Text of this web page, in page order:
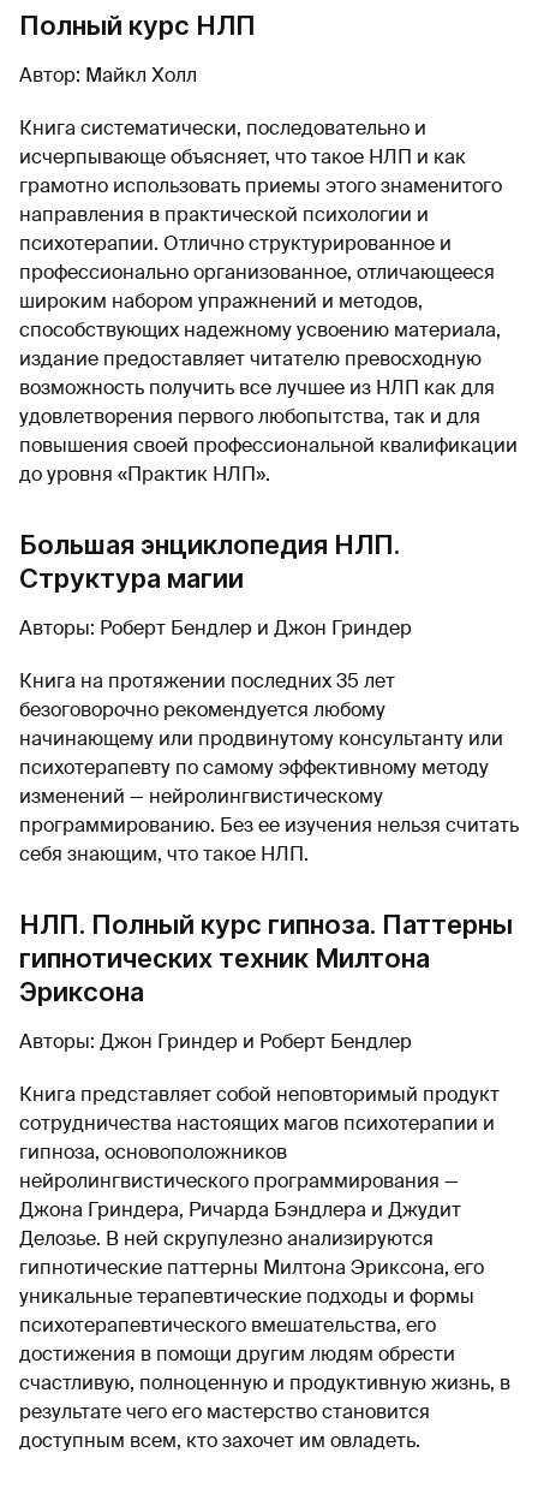
Полный курс НЛП
Автор: Майкл Холл
Книга систематически, последовательно и
исчерпывающе объясняет, что такое НЛП и как
грамотно использовать приемы этого знаменитого
направления в практической психологии и
психотерапии. Отлично структурированное и
профессионально организованное, отличающееся
широким набором упражнений и методов,
способствующих надежному усвоению материала,
издание предоставляет читателю превосходную
возможность получить все лучшее из НЛП как для
удовлетворения первого любопытства, так и для
повышения своей профессиональной квалификации
до уровня «Практик НЛП».
Большая энциклопедия НЛП.
Структура магии
Авторы: Роберт Бендлер и Джон Гриндер
Книга на протяжении последних 35 лет
безоговорочно рекомендуется любому
начинающему или продвинутому консультанту или
психотерапевту по самому эффективному методу
изменений — нейролингвистическому
программированию. Без ее изучения нельзя считать
себя знающим, что такое НЛП.
НЛП. Полный курс гипноза. Паттерны
гипнотических техник Милтона
Эриксона
Авторы: Джон Гриндер и Роберт Бендлер
Книга представляет собой неповторимый продукт
сотрудничества настоящих магов психотерапии и
гипноза, основоположников
нейролингвистического программирования —
Джона Гриндера, Ричарда Бэндлера и Джудит
Делозье. В ней скрупулезно анализируются
гипнотические паттерны Милтона Эриксона, его
уникальные терапевтические подходы и формы
психотерапевтического вмешательства, его
достижения в помощи другим людям обрести
счастливую, полноценную и продуктивную жизнь, в
результате чего его мастерство становится
доступным всем, кто захочет им овладеть.